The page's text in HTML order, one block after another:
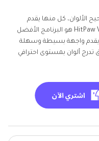
الألوان، كل منها يقدم
مجموعة من الميزات المتقدمة. يعتبر HitPaw VikPea هو البرنامج الأفضل
يقدم واجهة بسيطة وسهلة
ألوان بمستوى احترافي